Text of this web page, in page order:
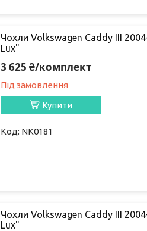
Чохли Volkswagen Caddy III
Lux"
3 625 ₴/комплект
Під замовлення
Купити
NK0181
Чохли Volkswagen Caddy III
Lux"